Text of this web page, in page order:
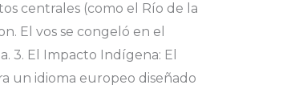
centrales (como el Río de la
El vos se congeló en el
3. El Impacto Indígena: El
un idioma europeo diseñado